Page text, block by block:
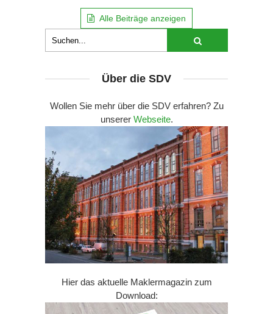
Alle Beiträge anzeigen
Über die SDV
Wollen Sie mehr über die SDV erfahren? Zu
unserer Webseite.
Hier das aktuelle Maklermagazin zum
Download: